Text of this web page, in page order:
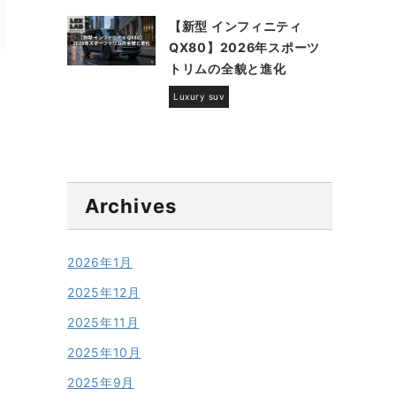
【新型 インフィニティ
QX80】2026年スポーツ
トリムの全貌と進化
Luxury suv
Archives
2026年1月
2025年12月
2025年11月
2025年10月
2025年9月